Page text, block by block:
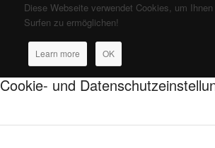
Diese Webseite verwendet Cookies, um
Surfen zu ermöglichen!
Learn more OK
Cookie- und